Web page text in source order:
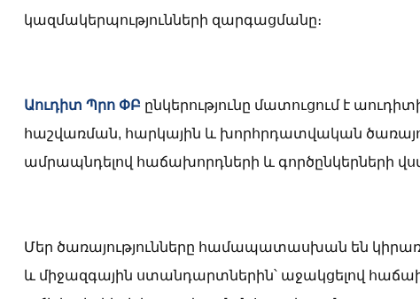
կազմակերպությունների զարգացմանը։
Աուդիտ Պրո ՓԲ ընկերությունը մատուցում է
հաշվառման, հարկային և խորհրդատվական
ամրապնդելով հաճախորդների և գործընկերների
Մեր ծառայությունները համապատասխան են
և միջազգային ստանդարտներին՝ աջակցելով